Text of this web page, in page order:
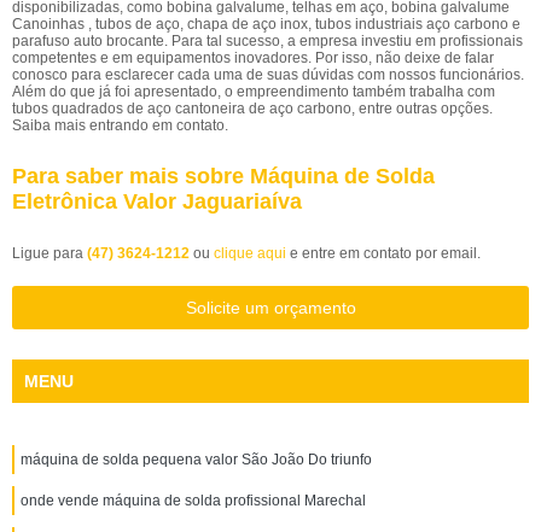
disponibilizadas, como bobina galvalume, telhas em aço, bobina galvalume
Canoinhas , tubos de aço, chapa de aço inox, tubos industriais aço carbono e
parafuso auto brocante. Para tal sucesso, a empresa investiu em profissionais
competentes e em equipamentos inovadores. Por isso, não deixe de falar
conosco para esclarecer cada uma de suas dúvidas com nossos funcionários.
Além do que já foi apresentado, o empreendimento também trabalha com
tubos quadrados de aço cantoneira de aço carbono, entre outras opções.
Saiba mais entrando em contato.
Para saber mais sobre Máquina de Solda
Eletrônica Valor Jaguariaíva
Ligue para (47) 3624-1212 ou clique aqui e entre em contato por email.
Solicite um orçamento
MENU
máquina de solda pequena valor São João Do triunfo
onde vende máquina de solda profissional Marechal